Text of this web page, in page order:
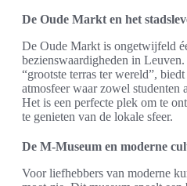
De Oude Markt en het
De Oude Markt is ongetwijfeld
bezienswaardigheden in
“grootste terras ter wereld”,
atmosfeer waar zowel studenten
Het is een perfecte plek om te
te genieten van de lokale sfeer.
De M-Museum en moderne
Voor liefhebbers van moderne